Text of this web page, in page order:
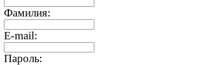
Фамилия:
E-mail:
Пароль: